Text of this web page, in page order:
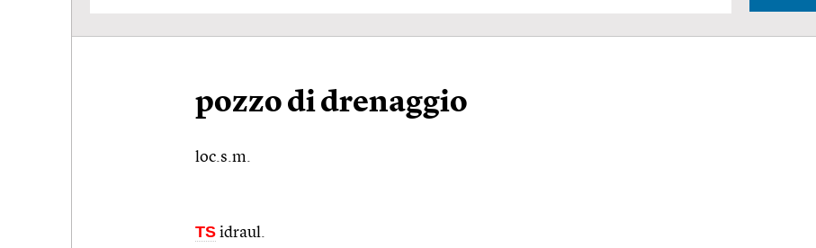
pozzo di drenaggio
loc.s.m.
TS idraul.